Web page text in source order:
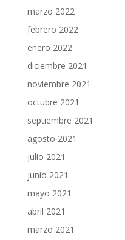
marzo 2022
febrero 2022
enero 2022
diciembre 2021
noviembre 2021
octubre 2021
septiembre 2021
agosto 2021
julio 2021
junio 2021
mayo 2021
abril 2021
marzo 2021